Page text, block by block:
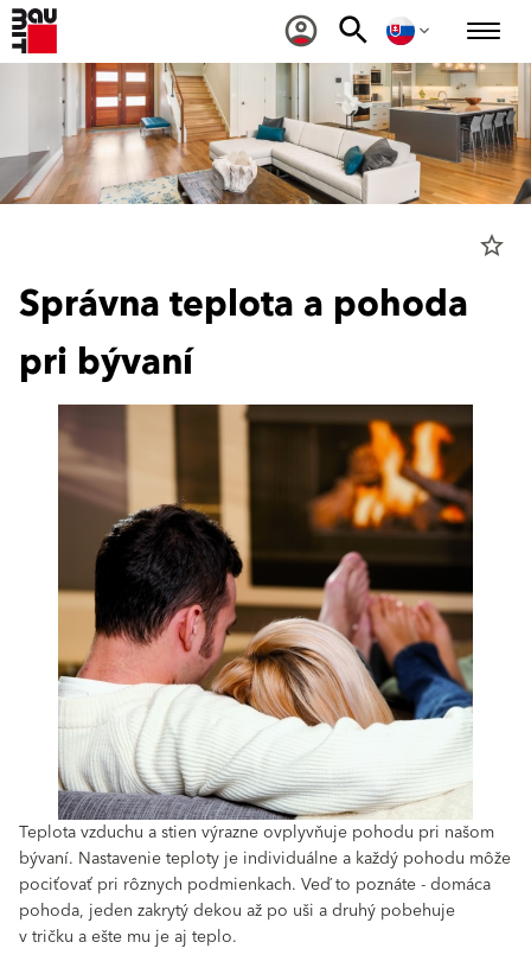
star_border
Správna teplota a pohoda
pri bývaní
Teplota vzduchu a stien výrazne ovplyvňuje pohodu pri našom
bývaní. Nastavenie teploty je individuálne a každý pohodu môže
pociťovať pri rôznych podmienkach. Veď to poznáte - domáca
pohoda, jeden zakrytý dekou až po uši a druhý pobehuje
v tričku a ešte mu je aj teplo.